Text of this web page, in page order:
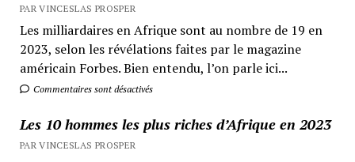
PAR VINCESLAS PROSPER
Les milliardaires en Afrique sont au nombre de 19 en
2023, selon les révélations faites par le magazine
américain Forbes. Bien entendu, l’on parle ici...
Commentaires sont désactivés
Les 10 hommes les plus riches d’Afrique en 2023
PAR VINCESLAS PROSPER